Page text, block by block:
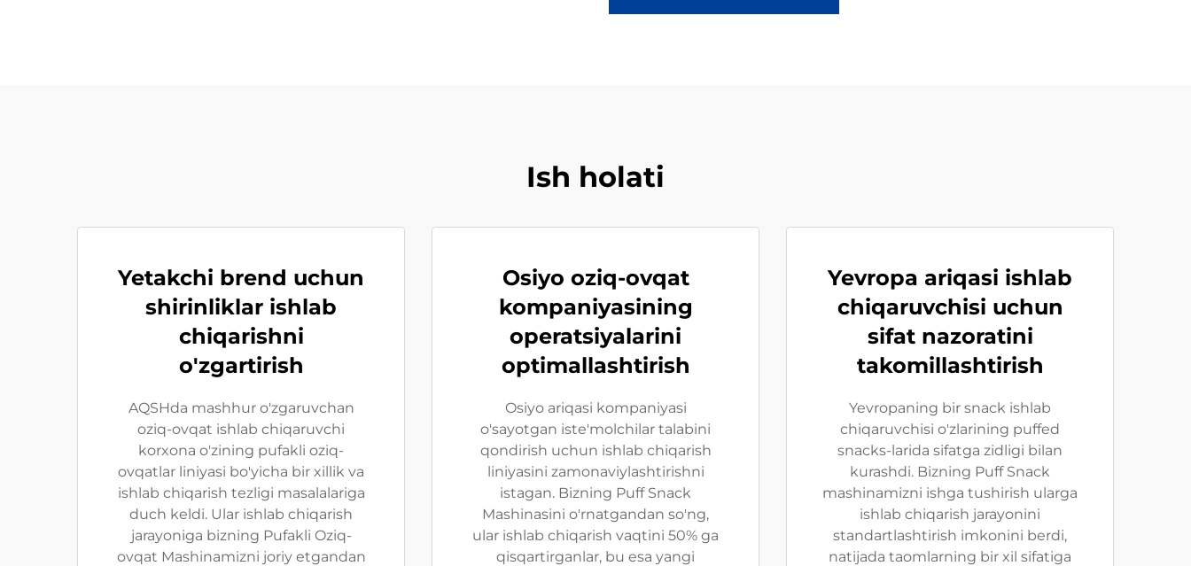
Ish holati
Yetakchi brend uchun
shirinliklar ishlab
chiqarishni
o'zgartirish
AQSHda mashhur o'zgaruvchan
oziq-ovqat ishlab chiqaruvchi
korxona o'zining pufakli oziq-
ovqatlar liniyasi bo'yicha bir xillik va
ishlab chiqarish tezligi masalalariga
duch keldi. Ular ishlab chiqarish
jarayoniga bizning Pufakli Oziq-
ovqat Mashinamizni joriy etgandan
Osiyo oziq-ovqat
kompaniyasining
operatsiyalarini
optimallashtirish
Osiyo ariqasi kompaniyasi
o'sayotgan iste'molchilar talabini
qondirish uchun ishlab chiqarish
liniyasini zamonaviylashtirishni
istagan. Bizning Puff Snack
Mashinasini o'rnatgandan so'ng,
ular ishlab chiqarish vaqtini 50% ga
qisqartirganlar, bu esa yangi
Yevropa ariqasi ishlab
chiqaruvchisi uchun
sifat nazoratini
takomillashtirish
Yevropaning bir snack ishlab
chiqaruvchisi o'zlarining puffed
snacks-larida sifatga zidligi bilan
kurashdi. Bizning Puff Snack
mashinamizni ishga tushirish ularga
ishlab chiqarish jarayonini
standartlashtirish imkonini berdi,
natijada taomlarning bir xil sifatiga